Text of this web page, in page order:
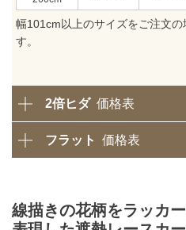
幅101cm以上のサイズをご注文
す。
2倍ヒダ 価格表
フラット 価格表
線描きの花柄をラッカ